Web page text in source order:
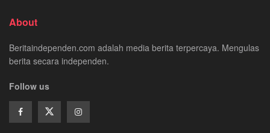
About
Beritaindependen.com adalah media berita terpercaya. Mengulas
berita secara independen.
Follow us